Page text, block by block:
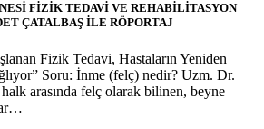
FİZİK TEDAVİ VE REHABİLİTASYON
ÇATALBAŞ İLE RÖPORTAJ
Fizik Tedavi, Hastaların Yeniden
Soru: İnme (felç) nedir? Uzm. Dr.
arasında felç olarak bilinen, beyne